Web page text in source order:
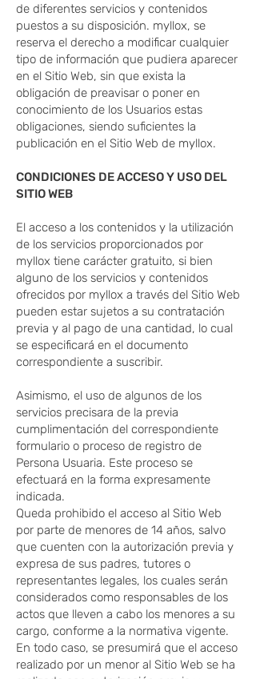
de diferentes servicios y contenidos
puestos a su disposición. myllox, se
reserva el derecho a modificar cualquier
tipo de información que pudiera aparecer
en el Sitio Web, sin que exista la
obligación de preavisar o poner en
conocimiento de los Usuarios estas
obligaciones, siendo suficientes la
publicación en el Sitio Web de myllox.
CONDICIONES DE ACCESO Y USO DEL
SITIO WEB
El acceso a los contenidos y la utilización
de los servicios proporcionados por
myllox tiene carácter gratuito, si bien
alguno de los servicios y contenidos
ofrecidos por myllox a través del Sitio Web
pueden estar sujetos a su contratación
previa y al pago de una cantidad, lo cual
se especificará en el documento
correspondiente a suscribir.
Asimismo, el uso de algunos de los
servicios precisara de la previa
cumplimentación del correspondiente
formulario o proceso de registro de
Persona Usuaria. Este proceso se
efectuará en la forma expresamente
indicada.
Queda prohibido el acceso al Sitio Web
por parte de menores de 14 años, salvo
que cuenten con la autorización previa y
expresa de sus padres, tutores o
representantes legales, los cuales serán
considerados como responsables de los
actos que lleven a cabo los menores a su
cargo, conforme a la normativa vigente.
En todo caso, se presumirá que el acceso
realizado por un menor al Sitio Web se ha